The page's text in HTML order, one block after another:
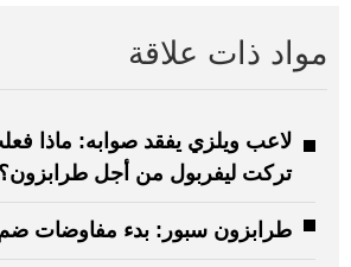
مواد ذات علاقة
لاعب ويلزي يفقد صوابه: ماذا
تركت ليفربول من أجل طرابزون؟
طرابزون سبور: بدء مفاوضات